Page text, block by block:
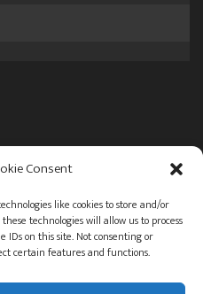
Consent
like cookies to store and/or
technologies will allow us to process
IDs on this site. Not consenting or
certain features and functions.